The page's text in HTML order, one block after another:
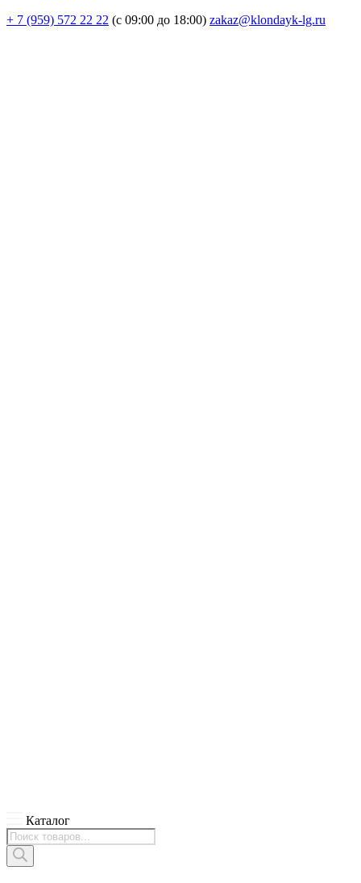
+ 7 (959) 572 22 22 (с 09:00 до 18:00) zakaz@klondayk-lg.ru
Каталог
Поиск
товаров